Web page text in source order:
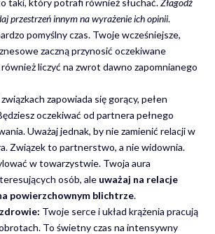
przestrzeń innym na wyrażenie ich opinii.
pomyślny czas. Twoje wcześniejsze,
zaczną przynosić oczekiwane
liczyć na zwrot dawno zapomnianego
zapowiada się gorący, pełen
oczekiwać od partnera pełnego
Uważaj jednak, by nie zamienić relacji w
Związek to partnerstwo, a nie widownia.
w towarzystwie. Twoja aura
osób, ale uważaj na relacje
powierzchownym blichtrze.
Twoje serce i układ krążenia pracują
To świetny czas na intensywny